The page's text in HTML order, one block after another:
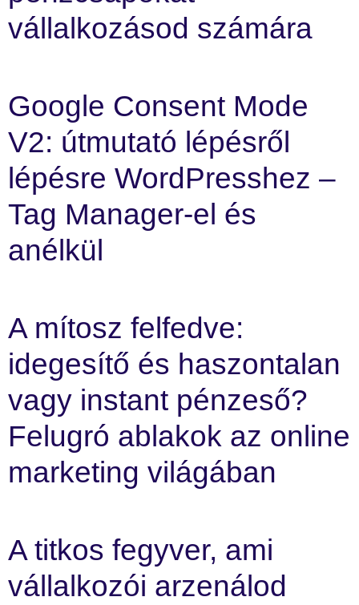
vállalkozásod számára
Google Consent Mode
V2: útmutató lépésről
lépésre WordPresshez –
Tag Manager-el és
anélkül
A mítosz felfedve:
idegesítő és haszontalan
vagy instant pénzeső?
Felugró ablakok az online
marketing világában
A titkos fegyver, ami
vállalkozói arzenálod